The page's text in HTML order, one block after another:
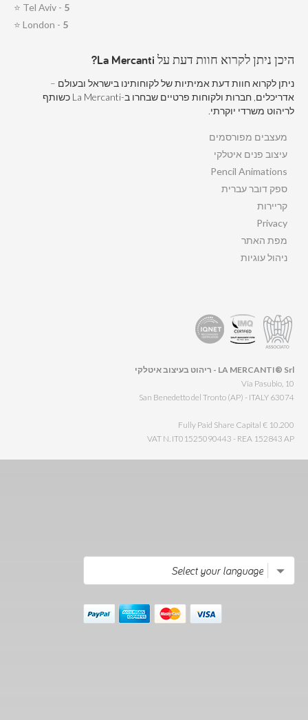
Tel Aviv - 5
⭐
London - 5
⭐
היכן ניתן לקרוא חוות דעת על La Mercanti?
ניתן לקרוא חוות דעת אמיתיות של לקוחותינו בישראל ובעולם –
אדריכלים, חברות ולקוחות פרטיים שבחרו ב-La Mercanti כשותף
לריהוט משרדי יוקרתי.
מעצבים מפורסמים
עיצוב פנים איטלקי
Pencil Animations
ספק דובר עברית
קריירות
Privacy
מפת האתר
ניהול עוגיות
LA MERCANTI® Srl - ריהוט בעיצוב איטלקי
Via Pasubio, 10
63074 San Benedetto del Tronto (AP) - ITALY
Fully Paid Share Capital € 10.200
VAT N. IT01525090443 - REA 152843 AP